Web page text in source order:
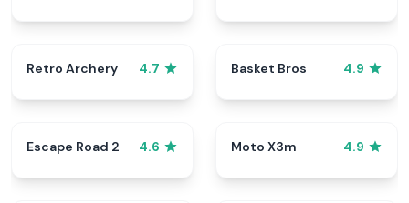
Retro Archery 4.7 Basket Bros 4.9
Escape Road 2 4.6 Moto X3m 4.9